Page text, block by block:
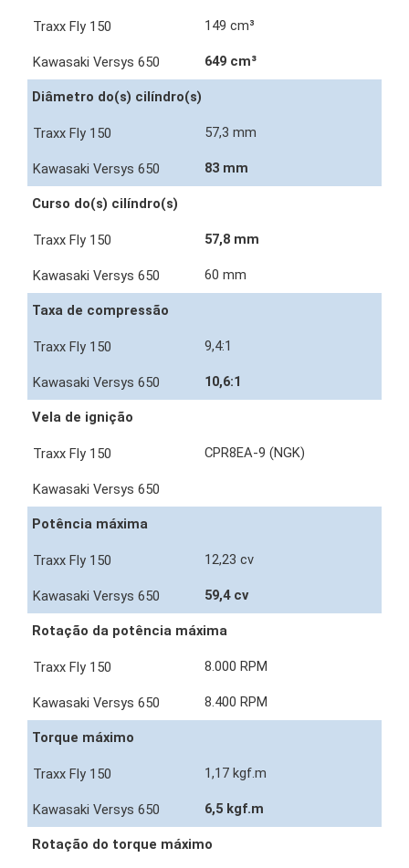
149 cm³
649 cm³
Diâmetro do(s) cilíndro(s)
57,3 mm
83 mm
Curso do(s) cilíndro(s)
57,8 mm
60 mm
Taxa de compressão
9,4:1
10,6:1
Vela de ignição
CPR8EA-9 (NGK)
Potência máxima
12,23 cv
59,4 cv
Rotação da potência máxima
8.000 RPM
8.400 RPM
Torque máximo
1,17 kgf.m
6,5 kgf.m
Rotação do torque máximo